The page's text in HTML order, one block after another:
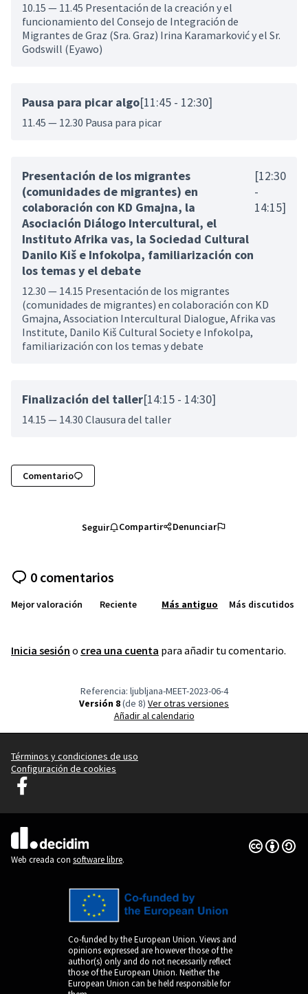
10.15 — 11.45 Presentación de la creación y el
funcionamiento del Consejo de Integración de
Migrantes de Graz (Sra. Graz) Irina Karamarković y el Sr.
Godswill (Eyawo)
Pausa para picar algo[11:45 - 12:30]
11.45 — 12.30 Pausa para picar
Presentación de los migrantes
(comunidades de migrantes) en
colaboración con KD Gmajna, la
Asociación Diálogo Intercultural, el
Instituto Afrika vas, la Sociedad Cultural
Danilo Kiš e Infokolpa, familiarización con
los temas y el debate
[12:30
-
14:15]
12.30 — 14.15 Presentación de los migrantes
(comunidades de migrantes) en colaboración con KD
Gmajna, Association Intercultural Dialogue, Afrika vas
Institute, Danilo Kiš Cultural Society e Infokolpa,
familiarización con los temas y debate
Finalización del taller[14:15 - 14:30]
14.15 — 14.30 Clausura del taller
Comentario
Seguir Compartir Denunciar
0 comentarios
Mejor valoración Reciente Más antiguo Más discutidos
Inicia sesión o crea una cuenta para añadir tu comentario.
Referencia: ljubljana-MEET-2023-06-4
Versión 8(de 8)
ver otras versiones
Añadir al calendario
Términos y condiciones de uso
Configuración de cookies
Decidim Liubliana en Facebook
(Enlace externo)
Web creada con software libre.
Con
(Enlace
Co-funded by the European Union. Views and
opinions expressed are however those of the
author(s) only and do not necessarily reflect
those of the European Union. Neither the
European Union can be held responsible for